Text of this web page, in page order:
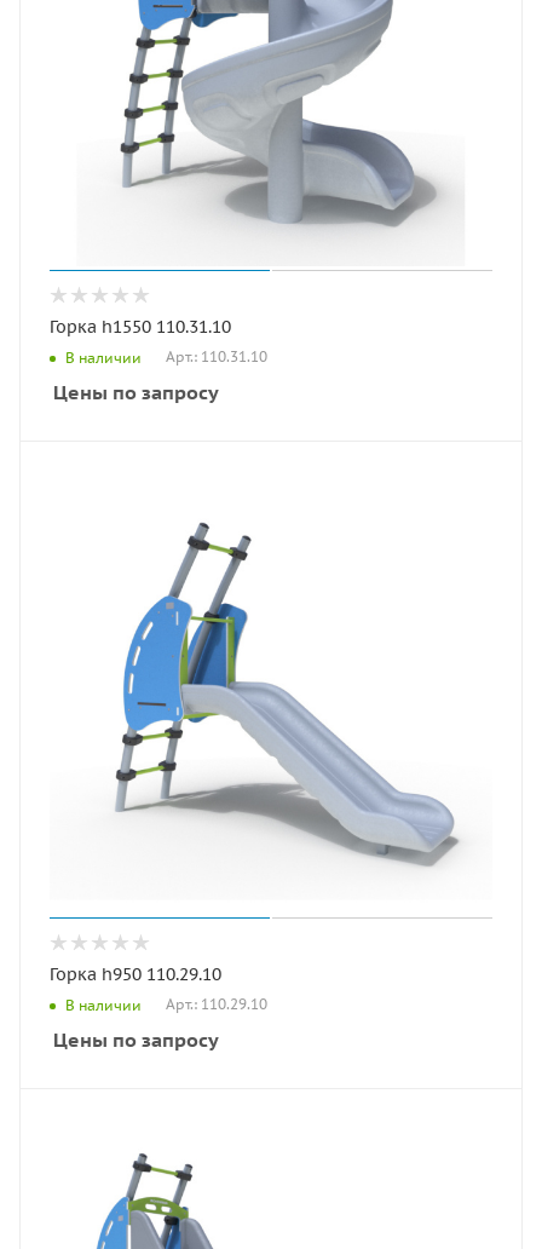
Горка h1550 110.31.10
В наличии Арт.: 110.31.10
Цены по запросу
Горка h950 110.29.10
В наличии Арт.: 110.29.10
Цены по запросу